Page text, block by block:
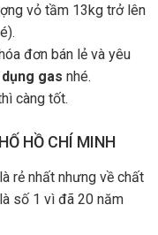
vỏ tầm 13kg trở lên
đơn bán lẻ và yêu
gas nhé.
càng tốt.
HỒ CHÍ MINH
rẻ nhất nhưng về chất
số 1 vì đã 20 năm